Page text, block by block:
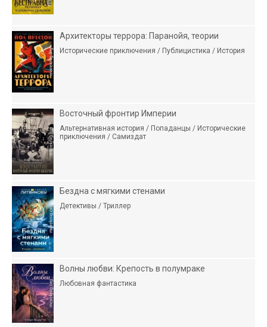
Архитекторы террора: Паранойя, теории
Исторические приключения / Публицистика / История
Восточный фронтир Империи
Альтернативная история / Попаданцы / Исторические
приключения / Самиздат
Бездна с мягкими стенами
Детективы / Триллер
Волны любви: Крепость в полумраке
Любовная фантастика